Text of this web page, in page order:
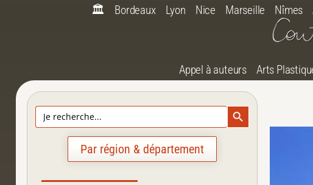
🏛️ Bordeaux Lyon Nice Marseille Nîmes
Appel à auteurs Arts
Search
for:
Search Button
Par région & département